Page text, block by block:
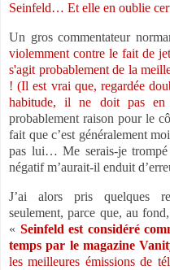
Seinfeld… Et elle en oublie
Un gros commentateur
violemment contre le fait de
s'agit probablement de la
! (Il est vrai que, regardée
habitude, il ne doit pas en
probablement raison pour le
fait que c’est généralement
pas lui… Me serais-je
négatif m’aurait-il enduit
J’ai alors pris quelques
seulement, parce que, au
« Seinfeld est considéré
temps par le magazine
les meilleures émissions de